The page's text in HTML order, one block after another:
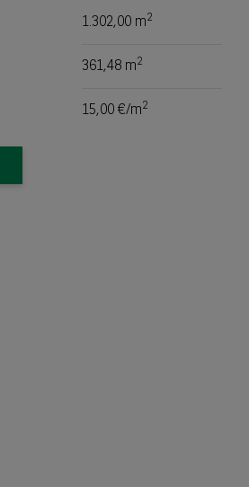
1.302,00 m2
361,48 m2
15,00 €/m2